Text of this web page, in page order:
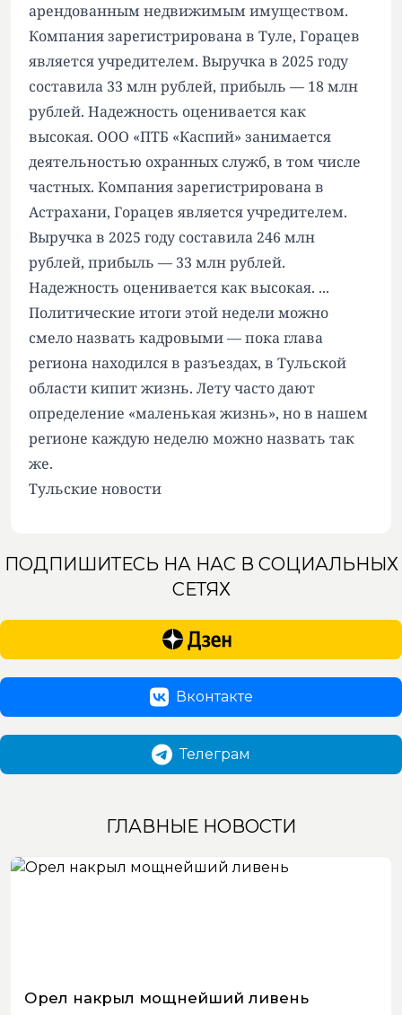
арендованным недвижимым имуществом.
Компания зарегистрирована в Туле, Горацев
является учредителем. Выручка в 2025 году
составила 33 млн рублей, прибыль — 18 млн
рублей. Надежность оценивается как
высокая. ООО «ПТБ «Каспий» занимается
деятельностью охранных служб, в том числе
частных. Компания зарегистрирована в
Астрахани, Горацев является учредителем.
Выручка в 2025 году составила 246 млн
рублей, прибыль — 33 млн рублей.
Надежность оценивается как высокая. ...
Политические итоги этой недели можно
смело назвать кадровыми — пока глава
региона находился в разъездах, в Тульской
области кипит жизнь. Лету часто дают
определение «маленькая жизнь», но в нашем
регионе каждую неделю можно назвать так
же.
Тульские новости
ПОДПИШИТЕСЬ НА НАС В СОЦИАЛЬНЫХ
СЕТЯХ
Вконтакте
Телеграм
ГЛАВНЫЕ НОВОСТИ
Орел накрыл мощнейший ливень